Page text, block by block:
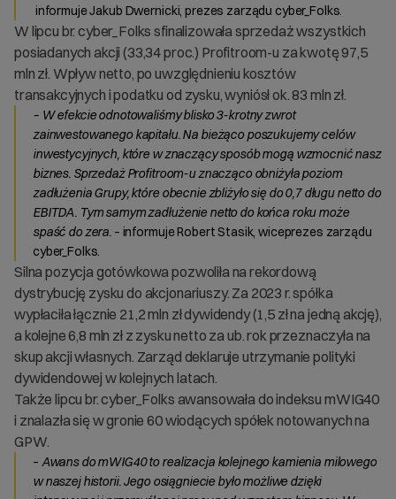
informuje Jakub Dwernicki, prezes zarządu cyber_Folks.
W lipcu br. cyber_Folks sfinalizowała sprzedaż wszystkich
posiadanych akcji (33,34 proc.) Profitroom-u za kwotę 97,5
mln zł. Wpływ netto, po uwzględnieniu kosztów
transakcyjnych i podatku od zysku, wyniósł ok. 83 mln zł.
– W efekcie odnotowaliśmy blisko 3-krotny zwrot
zainwestowanego kapitału. Na bieżąco poszukujemy celów
inwestycyjnych, które w znaczący sposób mogą wzmocnić nasz
biznes. Sprzedaż Profitroom-u znacząco obniżyła poziom
zadłużenia Grupy, które obecnie zbliżyło się do 0,7 długu netto do
EBITDA. Tym samym zadłużenie netto do końca roku może
spaść do zera. – informuje Robert Stasik, wiceprezes zarządu
cyber_Folks.
Silna pozycja gotówkowa pozwoliła na rekordową
dystrybucję zysku do akcjonariuszy. Za 2023 r. spółka
wypłaciła łącznie 21,2 mln zł dywidendy (1,5 zł na jedną akcję),
a kolejne 6,8 mln zł z zysku netto za ub. rok przeznaczyła na
skup akcji własnych. Zarząd deklaruje utrzymanie polityki
dywidendowej w kolejnych latach.
Także lipcu br. cyber_Folks awansowała do indeksu mWIG40
i znalazła się w gronie 60 wiodących spółek notowanych na
GPW.
– Awans do mWIG40 to realizacja kolejnego kamienia milowego
w naszej historii. Jego osiągniecie było możliwe dzięki